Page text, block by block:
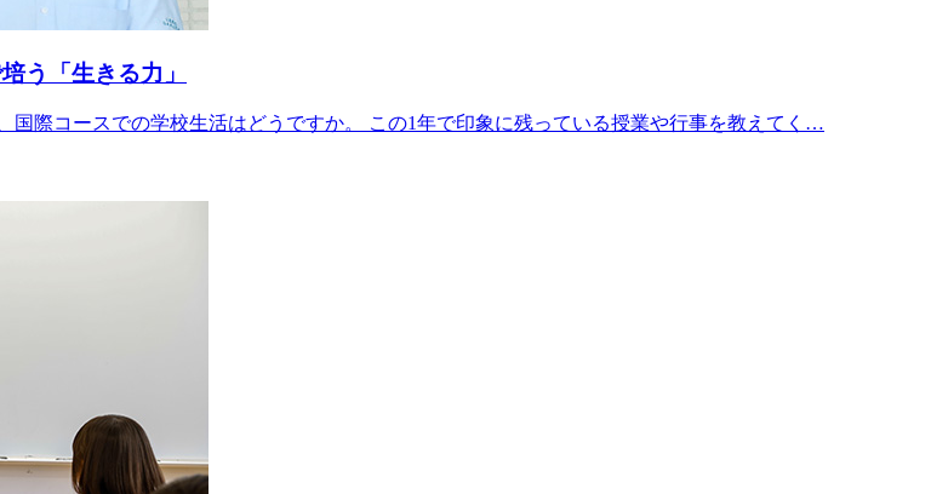
う「生きる力」
際コースでの学校生活はどうですか。 この1年で印象に残っている授業や行事を教えてく…